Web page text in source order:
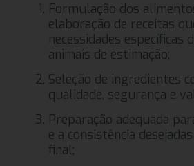
Formulação dos
elaboração de receitas
necessidades específicas
animais de estimação;
Seleção de ingredientes
qualidade, segurança e
Preparação adequada
e a consistência
final;